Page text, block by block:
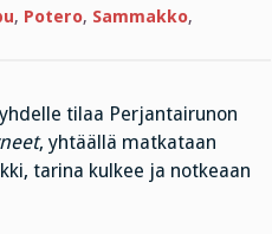
, Potero, Sammakko,
tilaa Perjantairunon
, yhtäällä matkataan
tarina kulkee ja notkeaan